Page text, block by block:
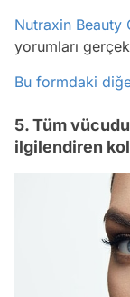
Nutraxin Beauty
yorumları
Bu formdaki
5. Tüm
ilgilendiren